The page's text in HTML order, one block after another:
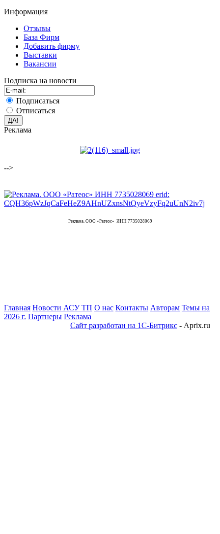
Информация
Отзывы
База Фирм
Добавить фирму
Выставки
Вакансии
Подписка на новости
Подписаться
Отписаться
Реклама
-->
Реклама. ООО «Ратеос» ИНН 7735028069
Главная Новости АСУ ТП О нас Контакты Авторам Темы на
2026 г. Партнеры Реклама
Сайт разработан на 1С-Битрикс - Aprix.ru